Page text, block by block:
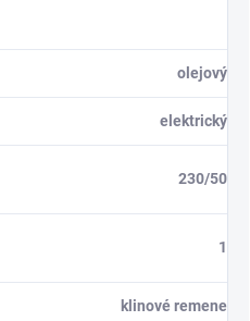
olejový
elektrický
230/50
1
klinové remene